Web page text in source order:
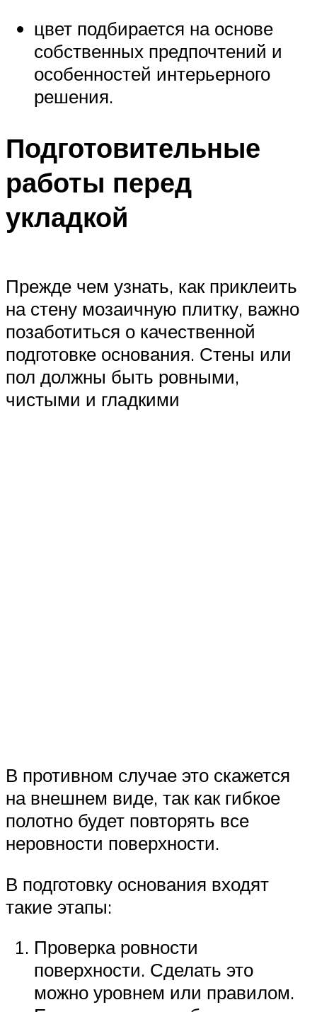
цвет подбирается на основе
собственных предпочтений и
особенностей интерьерного
решения.
Подготовительные
работы перед
укладкой
Прежде чем узнать, как приклеить
на стену мозаичную плитку, важно
позаботиться о качественной
подготовке основания. Стены или
пол должны быть ровными,
чистыми и гладкими
В противном случае это скажется
на внешнем виде, так как гибкое
полотно будет повторять все
неровности поверхности.
В подготовку основания входят
такие этапы:
Проверка ровности
поверхности. Сделать это
можно уровнем или правилом.